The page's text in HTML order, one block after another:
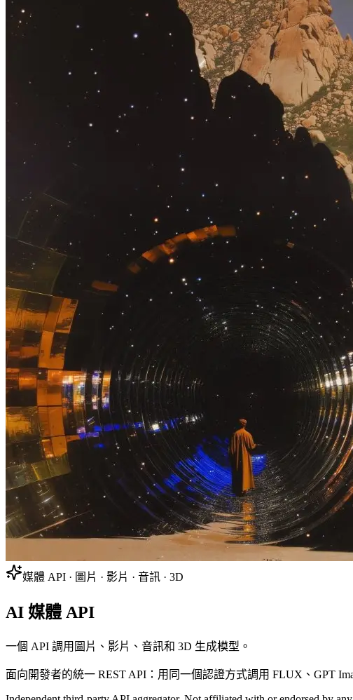
媒體 API · 圖片 · 影片 · 音訊 · 3D
AI 媒體 API
一個 API 調用圖片、影片、音訊和 3D 生成模型。
面向開發者的統一 REST API：用同一個認證方式調用 FLUX、GPT